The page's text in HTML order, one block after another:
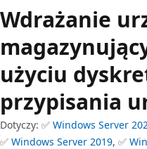
Wdrażanie
użyciu
przypisania
Dotyczy: ✅ Windows Server
✅ Windows Server 2019, ✅